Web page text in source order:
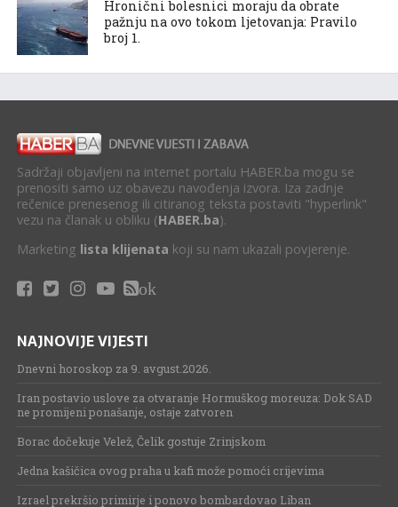
Hronični bolesnici moraju da obrate
pažnju na ovo tokom ljetovanja: Pravilo
broj 1.
Sadržaji objavljeni na internet portalu HABER.ba mogu se
prenositi samo uz obavezu navođenja izvora. Iza zadnje
rečenice prenesenog ili citiranog teksta postaviti "hyperlink"
vezu na članak u obliku (HABER.ba).
Marketing lista klijenata koji su nam ukazali povjerenje.
ok
NAJNOVIJE VIJESTI
Dnevni horoskop za 9. avgust.2026.
Iran postavio uslove za otvaranje Hormuškog moreuza: Dok SAD
ne promijeni ponašanje, ostaje zatvoren
Borac dočekuje Velež, Čelik gostuje Zrinjskom
Jedna kašičica ovog praha u kafi može pomoći crijevima
Izrael prekršio primirje i ponovo bombardovao Liban